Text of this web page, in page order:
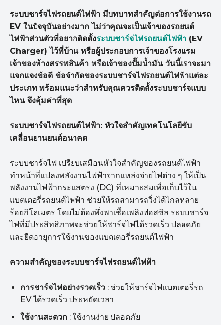
ระบบชาร์จไฟรถยนต์ไฟฟ้า มีบทบาทสำคัญต่อการใช้งานรถ
EV ในปัจจุบันอย่างมาก ไม่ว่าคุณจะเป็นเจ้าของรถยนต์
ไฟฟ้าส่วนตัวที่อยากติดตั้งระบบชาร์จไฟรถยนต์ไฟฟ้า (EV
Charger) ไว้ที่บ้าน หรือผู้ประกอบการเจ้าของโรงแรม
เจ้าของห้างสรรพสินค้า หรือเจ้าของปั๊มน้ำมัน วันนี้เราจะมา
แจกแจงข้อดี ข้อจำกัดของระบบชาร์จไฟรถยนต์ไฟฟ้าแต่ละ
ประเภท พร้อมแนะว่าสำหรับคุณควรติดตั้งระบบชาร์จแบบ
ไหน จึงคุ้มค่าที่สุด
ระบบชาร์จไฟรถยนต์ไฟฟ้า: หัวใจสำคัญเทคโนโลยีขับ
เคลื่อนยานยนต์อนาคต
ระบบชาร์จไฟ เปรียบเสมือนหัวใจสำคัญของรถยนต์ไฟฟ้า
ทำหน้าที่แปลงพลังงานไฟฟ้าจากแหล่งจ่ายไฟต่าง ๆ ให้เป็น
พลังงานไฟฟ้ากระแสตรง (DC) ที่เหมาะสมเพื่อเก็บไว้ใน
แบตเตอรี่รถยนต์ไฟฟ้า ช่วยให้รถสามารถวิ่งได้ไกลหลาย
ร้อยกิโลเมตร โดยไม่ต้องพึ่งพาเชื้อเพลิงฟอสซิล ระบบชาร์จ
ไฟที่มีประสิทธิภาพจะช่วยให้ชาร์จไฟได้รวดเร็ว ปลอดภัย
และยืดอายุการใช้งานของแบตเตอรี่รถยนต์ไฟฟ้า
ความสำคัญของระบบชาร์จไฟรถยนต์ไฟฟ้า
การชาร์จไฟอย่างรวดเร็ว : ช่วยให้ชาร์จไฟแบตเตอรี่รถ
EV ได้รวดเร็ว ประหยัดเวลา
ใช้งานสะดวก : ใช้งานง่าย ปลอดภัย